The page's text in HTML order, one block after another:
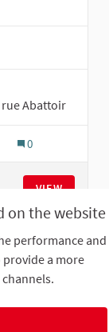
on the website
performance and
provide a more
Abattoir
0
VIEW
meetings